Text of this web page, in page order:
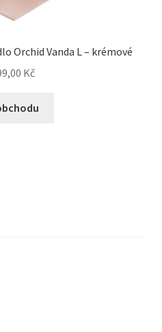
Orchid Vanda L – krémové
Kč